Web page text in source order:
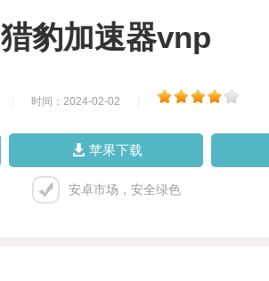
猎豹加速器vnp
时间：2024-02-02
苹果下载
安卓市场，安全绿色